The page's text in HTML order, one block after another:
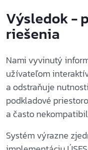
Výsledok -
riešenia
Nami vyvinutý
užívateľom
a odstraňuje
podkladové
a často
Systém výrazne